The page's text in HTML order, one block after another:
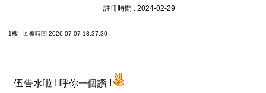
註冊時間 : 2024-02-29
1樓 - 回覆時間 2026-07-07 13:37:30
伍告水啦 ! 呼你一個讚 !